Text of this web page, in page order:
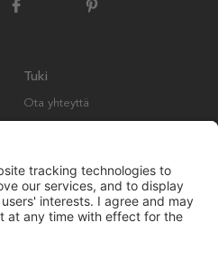
Tuki
Ota yhteyttä
Palautukset ja vaatimukset